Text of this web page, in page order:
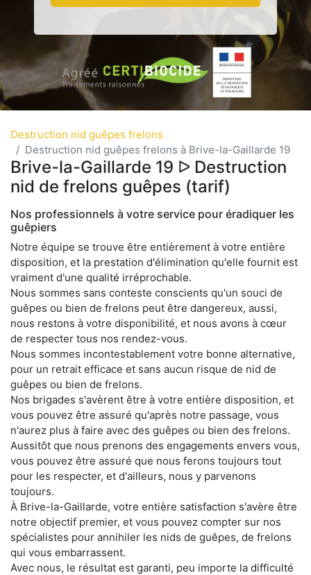
Destruction nid guêpes frelons
Destruction nid guêpes frelons à Brive-la-Gaillarde 19
Brive-la-Gaillarde 19 ᐅ Destruction
nid de frelons guêpes (tarif)
Nos professionnels à votre service pour éradiquer les
guêpiers
Notre équipe se trouve être entièrement à votre entière
disposition, et la prestation d'élimination qu'elle fournit est
vraiment d'une qualité irréprochable.
Nous sommes sans conteste conscients qu'un souci de
guêpes ou bien de frelons peut être dangereux, aussi,
nous restons à votre disponibilité, et nous avons à cœur
de respecter tous nos rendez-vous.
Nous sommes incontestablement votre bonne alternative,
pour un retrait efficace et sans aucun risque de nid de
guêpes ou bien de frelons.
Nos brigades s'avèrent être à votre entière disposition, et
vous pouvez être assuré qu'après notre passage, vous
n'aurez plus à faire avec des guêpes ou bien des frelons.
Aussitôt que nous prenons des engagements envers vous,
vous pouvez être assuré que nous ferons toujours tout
pour les respecter, et d'ailleurs, nous y parvenons
toujours.
À Brive-la-Gaillarde, votre entière satisfaction s'avère être
notre objectif premier, et vous pouvez compter sur nos
spécialistes pour annihiler les nids de guêpes, de frelons
qui vous embarrassent.
Avec nous, le résultat est garanti, peu importe la difficulté